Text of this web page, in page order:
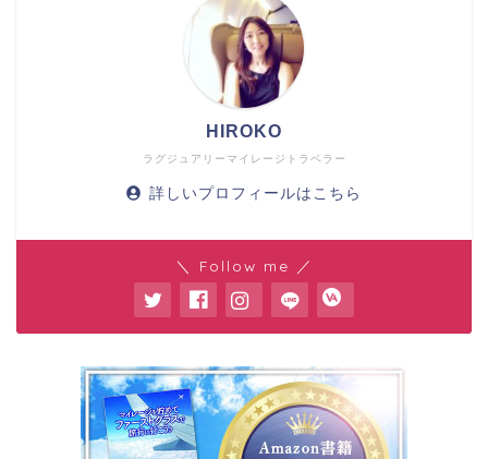
ラグジュアリーマイレージトラベラー
HIROKO
詳しいプロフィールはこちら
＼ Follow me ／